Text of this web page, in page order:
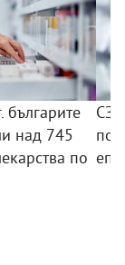
българите
над 745
по